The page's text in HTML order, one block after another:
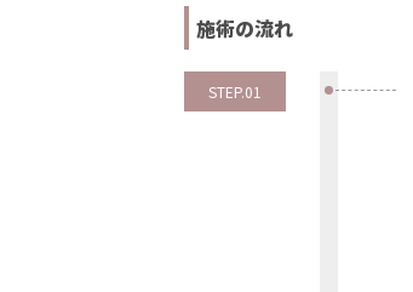
施術の流れ
STEP.01